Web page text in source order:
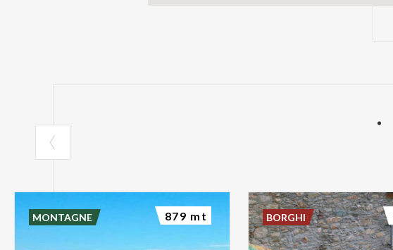
MONTAGNE 879 mt BORGHI